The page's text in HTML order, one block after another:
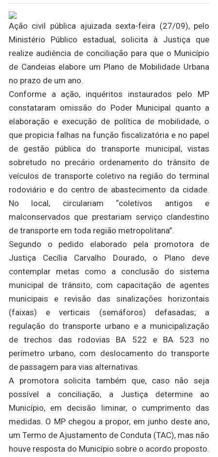
Ação civil pública ajuizada sexta-feira (27/09), pelo
Ministério Público estadual, solicita à Justiça que
realize audiência de conciliação para que o Município
de Candeias elabore um Plano de Mobilidade Urbana
no prazo de um ano.
Conforme a ação, inquéritos instaurados pelo MP
constataram omissão do Poder Municipal quanto a
elaboração e execução de política de mobilidade, o
que propicia falhas na função fiscalizatória e no papel
de gestão pública do transporte municipal, vistas
sobretudo no precário ordenamento do trânsito de
veículos de transporte coletivo na região do terminal
rodoviário e do centro de abastecimento da cidade.
No local, circulariam “coletivos antigos e
malconservados que prestariam serviço clandestino
de transporte em toda região metropolitana”.
Segundo o pedido elaborado pela promotora de
Justiça Cecília Carvalho Dourado, o Plano deve
contemplar metas como a conclusão do sistema
municipal de trânsito, com capacitação de agentes
municipais e revisão das sinalizações horizontais
(faixas) e verticais (semáforos) defasadas; a
regulação do transporte urbano e a municipalização
de trechos das rodovias BA 522 e BA 523 no
perímetro urbano, com deslocamento do transporte
de passagem para vias alternativas.
A promotora solicita também que, caso não seja
possível a conciliação, a Justiça determine ao
Município, em decisão liminar, o cumprimento das
medidas. O MP chegou a propor, em junho deste ano,
um Termo de Ajustamento de Conduta (TAC), mas não
houve resposta do Município sobre o acordo proposto.